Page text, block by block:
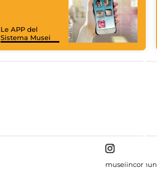
Le APP del
Sistema Musei